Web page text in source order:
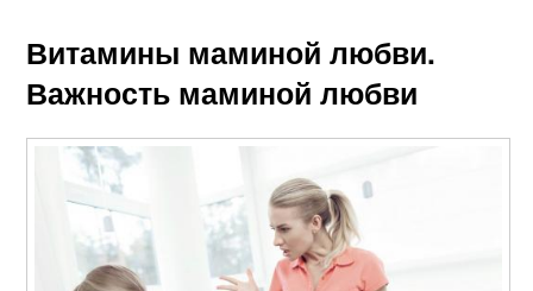
Витамины маминой любви.
Важность маминой любви